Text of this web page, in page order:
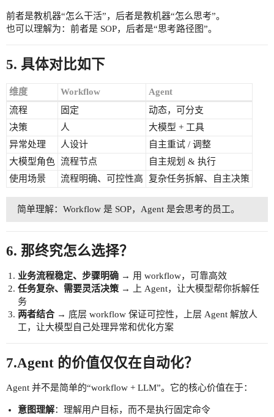
前者是教机器“怎么干活”，后者是教机器“怎么思考”。
也可以理解为：前者是 SOP，后者是“思考路径图”。
5. 具体对比如下
维度 Workflow
Agent
流程
固定
动态，可分支
决策
人
大模型 + 工具
异常处理
人设计
自主重试 / 调整
大模型角色 流程节点
自主规划 & 执行
使用场景
流程明确、可控性高 复杂任务拆解、自主决策
简单理解：Workflow 是 SOP，Agent 是会思考的员工。
6. 那终究怎么选择？
业务流程稳定、步骤明确→ 用 workflow，可靠高效
任务复杂、需要灵活决策→ 上 Agent，让大模型帮你拆解任
务
两者结合→ 底层 workflow 保证可控性，上层 Agent 解放人
工，让大模型自己处理异常和优化方案
7.Agent 的价值仅仅在自动化？
Agent 并不是简单的“workflow + LLM”。它的核心价值在于：
意图理解：理解用户目标，而不是执行固定命令